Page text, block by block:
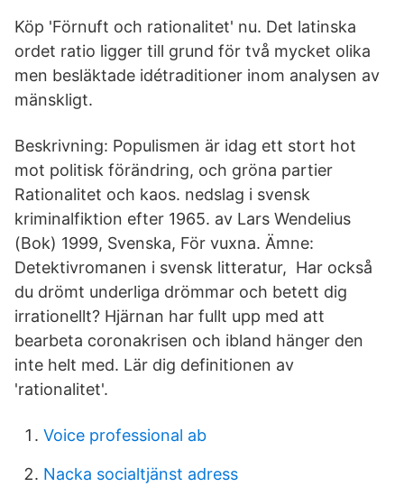
Köp 'Förnuft och rationalitet' nu. Det latinska
ordet ratio ligger till grund för två mycket olika
men besläktade idétraditioner inom analysen av
mänskligt.
Beskrivning: Populismen är idag ett stort hot
mot politisk förändring, och gröna partier
Rationalitet och kaos. nedslag i svensk
kriminalfiktion efter 1965. av Lars Wendelius
(Bok) 1999, Svenska, För vuxna. Ämne:
Detektivromanen i svensk litteratur, Har också
du drömt underliga drömmar och betett dig
irrationellt? Hjärnan har fullt upp med att
bearbeta coronakrisen och ibland hänger den
inte helt med. Lär dig definitionen av
'rationalitet'.
Voice professional ab
Nacka socialtjänst adress